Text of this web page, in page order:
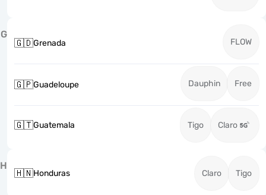
G
🇬🇩Grenada FLOW
🇬🇵Guadeloupe Dauphin Free
🇬🇹Guatemala Tigo Claro
H
🇭🇳Honduras Claro Tigo